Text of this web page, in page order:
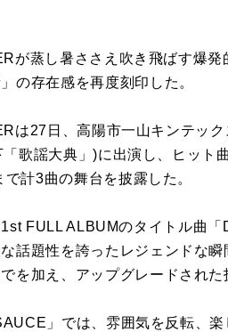
が蒸し暑ささえ吹き飛ばす爆
の存在感を再度刻印した。
は27日、高陽市一山キンテッ
歌謡大典」)に出演し、ヒット
で計3曲の舞台を披露した。
FULL ALBUMのタイトル曲
話題性を誇ったレジェンドな
を加え、アップグレードされ
」では、雰囲気を反転、